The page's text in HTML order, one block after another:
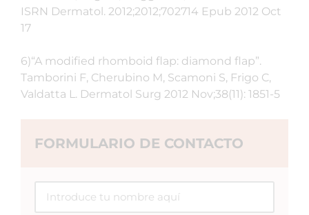
ISRN Dermatol. 2012;2012;702714 Epub 2012 Oct
17
6)“A modified rhomboid flap: diamond flap”.
Tamborini F, Cherubino M, Scamoni S, Frigo C,
Valdatta L. Dermatol Surg 2012 Nov;38(11): 1851-5
FORMULARIO DE CONTACTO